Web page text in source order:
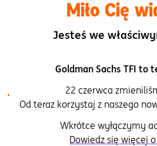
głowie pełniejszy obraz
Przechodzimy
jakie dane
czytając
informacyjny?
Miło Cię
Jesteś we
Goldman Sachs TFI to
22 czerwca
Od teraz korzystaj z naszego
Wkrótce wyłączymy
Dowiedz się więcej